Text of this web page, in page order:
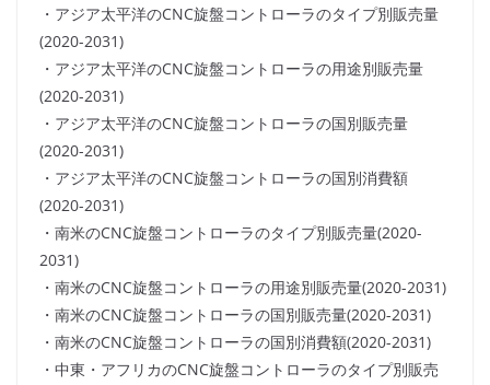
・アジア太平洋のCNC旋盤コントローラのタイプ別販売量
(2020-2031)
・アジア太平洋のCNC旋盤コントローラの用途別販売量
(2020-2031)
・アジア太平洋のCNC旋盤コントローラの国別販売量
(2020-2031)
・アジア太平洋のCNC旋盤コントローラの国別消費額
(2020-2031)
・南米のCNC旋盤コントローラのタイプ別販売量(2020-
2031)
・南米のCNC旋盤コントローラの用途別販売量(2020-2031)
・南米のCNC旋盤コントローラの国別販売量(2020-2031)
・南米のCNC旋盤コントローラの国別消費額(2020-2031)
・中東・アフリカのCNC旋盤コントローラのタイプ別販売